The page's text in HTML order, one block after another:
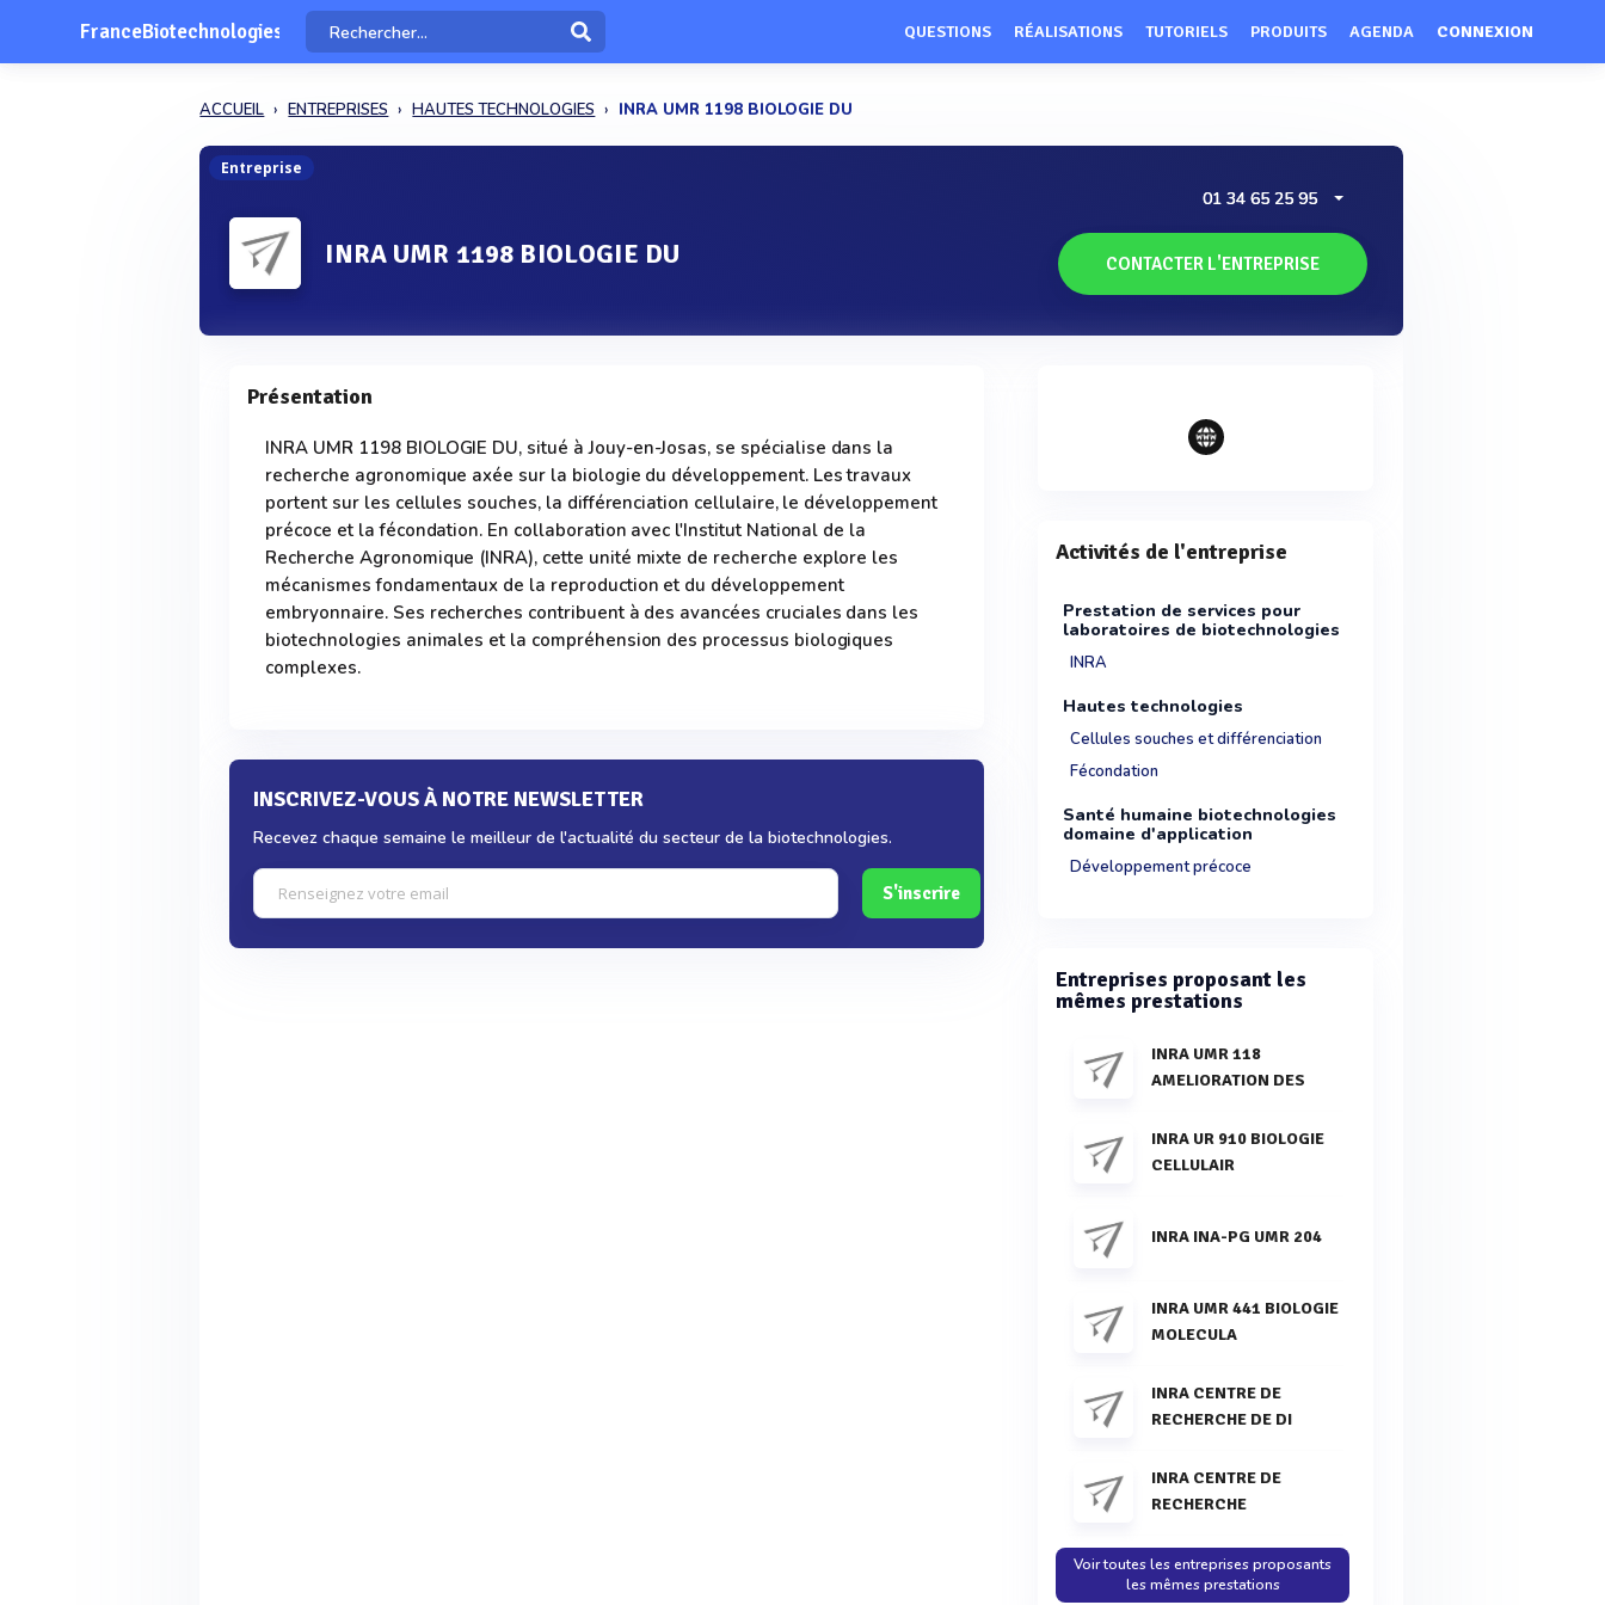
FranceBiotechnologies QUESTIONS RÉALISATIONS TUTORIELS PRODUITS AGENDA CONNEXION
ACCUEIL ENTREPRISES HAUTES TECHNOLOGIES INRA UMR 1198 BIOLOGIE DU
Entreprise
INRA UMR 1198 BIOLOGIE DU
01 34 65 25 95
CONTACTER L'ENTREPRISE
Présentation
INRA UMR 1198 BIOLOGIE DU, situé à Jouy-en-Josas, se spécialise dans la
recherche agronomique axée sur la biologie du développement. Les travaux
portent sur les cellules souches, la différenciation cellulaire, le développement
précoce et la fécondation. En collaboration avec l'Institut National de la
Recherche Agronomique (INRA), cette unité mixte de recherche explore les
mécanismes fondamentaux de la reproduction et du développement
embryonnaire. Ses recherches contribuent à des avancées cruciales dans les
biotechnologies animales et la compréhension des processus biologiques
complexes.
INSCRIVEZ-VOUS À NOTRE NEWSLETTER
Recevez chaque semaine le meilleur de l'actualité du secteur de la biotechnologies.
S'inscrire
Activités de l'entreprise
Prestation de services pour
laboratoires de biotechnologies
INRA
Hautes technologies
Cellules souches et différenciation
Fécondation
Santé humaine biotechnologies
domaine d'application
Développement précoce
Entreprises proposant les
mêmes prestations
INRA UMR 118
AMELIORATION DES
INRA UR 910 BIOLOGIE
CELLULAIR
INRA INA-PG UMR 204
INRA UMR 441 BIOLOGIE
MOLECULA
INRA CENTRE DE
RECHERCHE DE DI
INRA CENTRE DE
RECHERCHE
Voir toutes les entreprises proposants
les mêmes prestations